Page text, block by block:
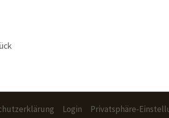
Login
Privatsphäre-